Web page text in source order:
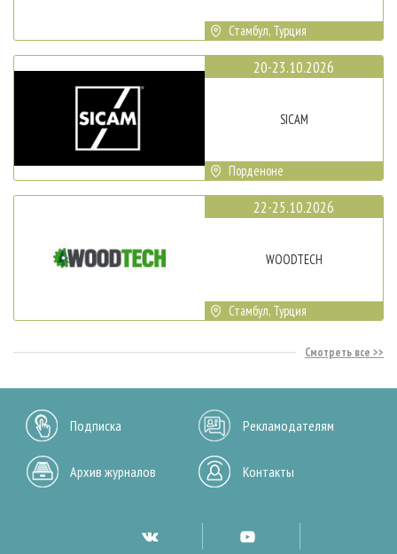
Стамбул, Турция
20-23.10.2026
SICAM
Порденоне
22-25.10.2026
WOODTECH
Стамбул, Турция
Смотреть все
Подписка Рекламодателям
Архив журналов Контакты